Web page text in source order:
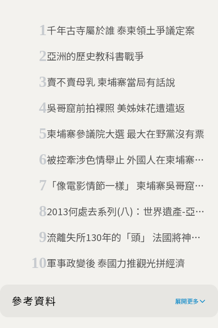
千年古寺屬於誰 泰柬領土爭議定案
亞洲的歷史教科書戰爭
賣不賣母乳 柬埔寨當局有話說
吳哥窟前拍裸照 美姊妹花遭遣返
柬埔寨參議院大選 最大在野黨沒有票
被控牽涉色情舉止 外國人在柬埔寨開
「像電影情節一樣」 柬埔寨吳哥窟找
2013何處去系列(八)：世界遺產-亞洲
流離失所130年的「頭」 法國將神像
軍事政變後 泰國力推觀光拼經濟
參考資料 展開更多